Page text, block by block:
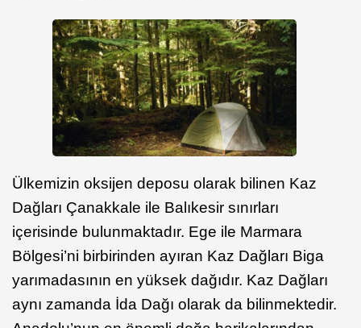
Ülkemizin oksijen deposu olarak bilinen Kaz
Dağları Çanakkale ile Balıkesir sınırları
içerisinde bulunmaktadır. Ege ile Marmara
Bölgesi’ni birbirinden ayıran Kaz Dağları Biga
yarımadasının en yüksek dağıdır. Kaz Dağları
aynı zamanda İda Dağı olarak da bilinmektedir.